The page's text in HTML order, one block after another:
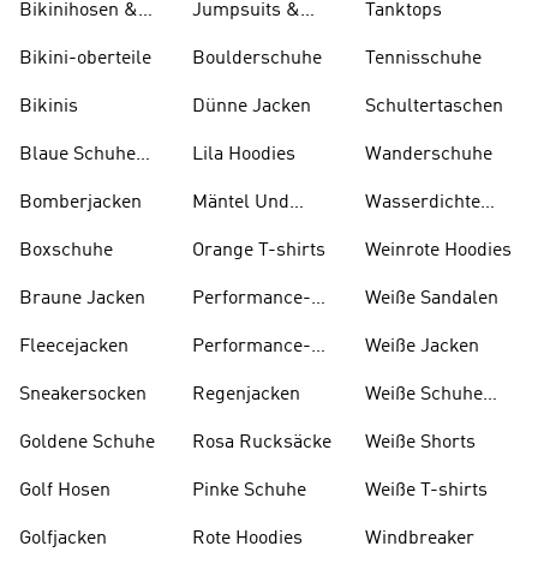
Bikinihosen &
Bikini-oberteile
Bikinis
Blaue Schuhe
Bomberjacken
Boxschuhe
Braune Jacken
Fleecejacken
Sneakersocken
Goldene Schuhe
Golf Hosen
Golfjacken
Jumpsuits &
Boulderschuhe
Dünne Jacken
Lila Hoodies
Mäntel Und
Orange T-shirts
Performance-
Performance-
Regenjacken
Rosa Rucksäcke
Pinke Schuhe
Rote Hoodies
Tanktops
Tennisschuhe
Schultertaschen
Wanderschuhe
Wasserdichte
Weinrote Hoodies
W eiße Sandalen
Weiße Jacken
Weiße Schuhe
Weiße Shorts
Weiße T-shirts
Windbreaker